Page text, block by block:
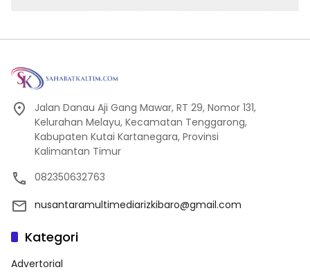
Jalan Danau Aji Gang Mawar, RT 29, Nomor 131,
Kelurahan Melayu, Kecamatan Tenggarong,
Kabupaten Kutai Kartanegara, Provinsi
Kalimantan Timur
082350632763
nusantaramultimediarizkibaro@gmail.com
Kategori
Advertorial